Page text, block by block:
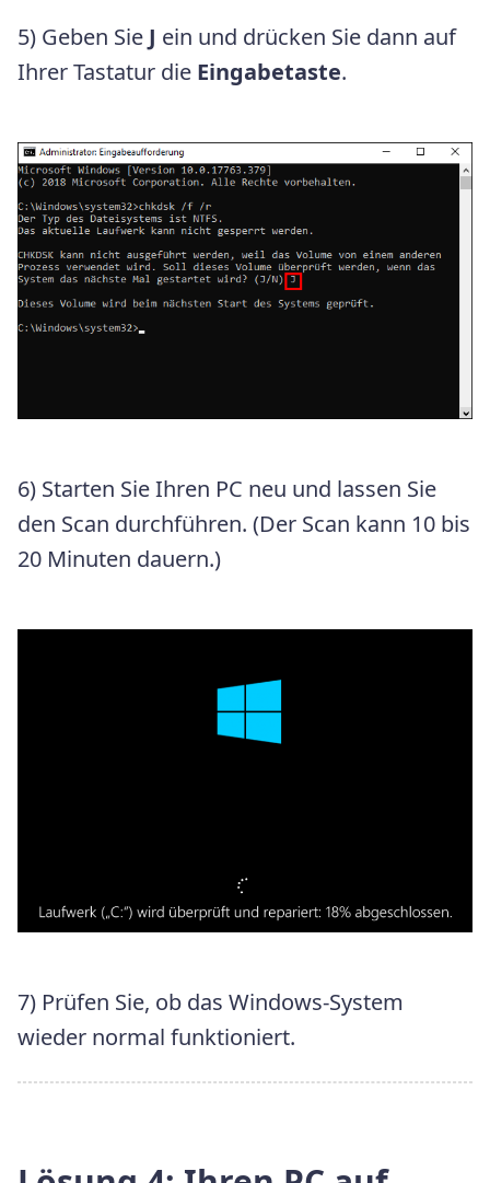
5) Geben Sie J ein und drücken Sie dann auf
Ihrer Tastatur die Eingabetaste.
6) Starten Sie Ihren PC neu und lassen Sie
den Scan durchführen. (Der Scan kann 10 bis
20 Minuten dauern.)
7) Prüfen Sie, ob das Windows-System
wieder normal funktioniert.